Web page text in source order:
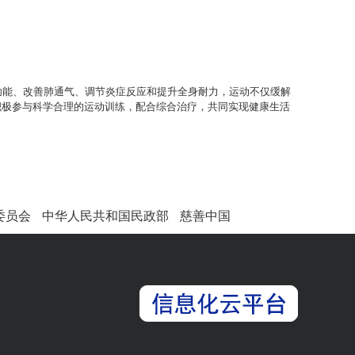
、改善肺通气、调节炎症反应和提升全身耐力，运动不仅缓解
参与科学合理的运动训练，配合综合治疗，共同实现健康生活
员会 中华人民共和国民政部 慈善中国